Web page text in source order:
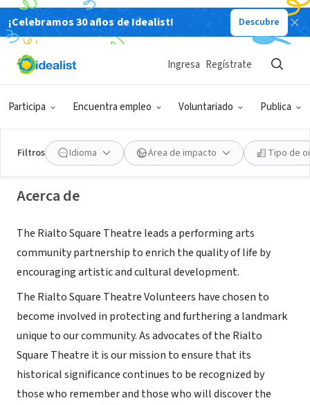
¡Celebramos 30 años de Idealist! Descubre
Participa Encuentra empleo Voluntariado Publica
Ingresa Regístrate
Filtros Idioma Área de impacto Tipo de
Rialto Square Theatre Volunteers
Joliet, IL www.rialtosquare.com
Acerca de
The Rialto Square Theatre leads a performing arts
community partnership to enrich the quality of life by
encouraging artistic and cultural development.
The Rialto Square Theatre Volunteers have chosen to
become involved in protecting and furthering a landmark
unique to our community. As advocates of the Rialto
Square Theatre it is our mission to ensure that its
historical significance continues to be recognized by
those who remember and those who will discover the